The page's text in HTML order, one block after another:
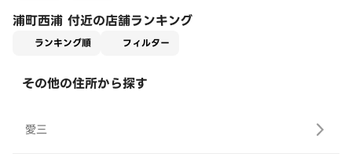
浦町西浦 付近の店舗ランキング
ランキング順 フィルター
その他の住所から探す
愛三